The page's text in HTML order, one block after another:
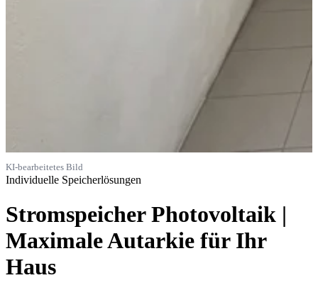
KI-bearbeitetes Bild
Individuelle Speicherlösungen
Stromspeicher Photovoltaik |
Maximale Autarkie für Ihr
Haus